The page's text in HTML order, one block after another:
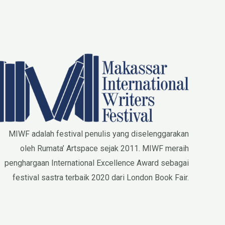
MIWF adalah festival penulis yang diselenggarakan
oleh Rumata’ Artspace sejak 2011. MIWF meraih
penghargaan International Excellence Award sebagai
festival sastra terbaik 2020 dari London Book Fair.